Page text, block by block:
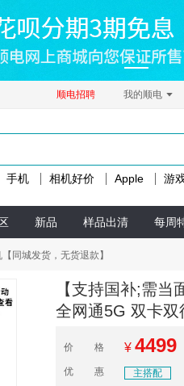
顺电招聘 我的顺电
手机 相机好价 Apple 游
新品 样品出清 每周
同城发货，无货退款】
【支持国补;需当
全网通5G 双卡双
价格 ¥ 4499
优惠 主搭配